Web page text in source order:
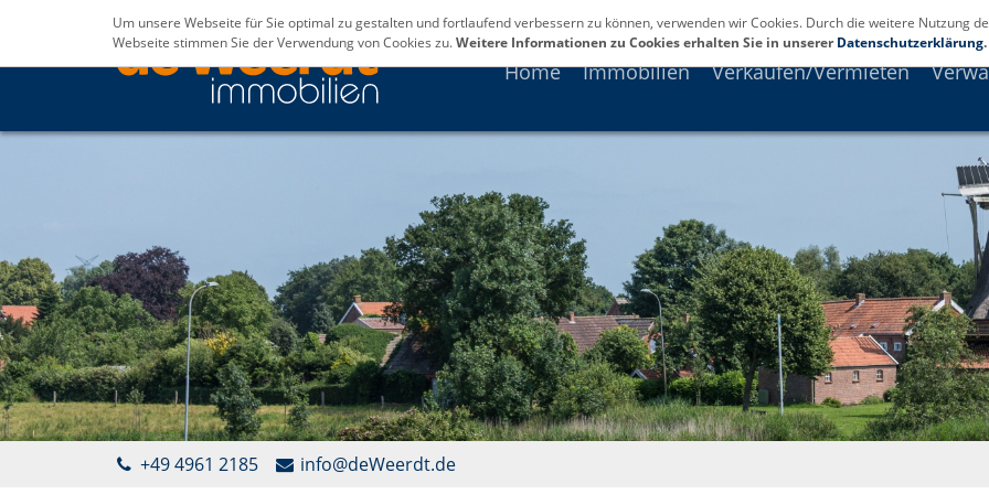
Home Immobilien Verkaufen/Vermieten
+49 4961 2185 info@deWeerdt.de
Um unsere Webseite für Sie optimal zu gestalten und fortlaufend verbessern zu können, verwenden wir Cookies. Durch die weitere Nutzung
Webseite stimmen Sie der Verwendung von Cookies zu.Weitere Informationen zu Cookies erhalten Sie in unsererDatenschutzerklärung.